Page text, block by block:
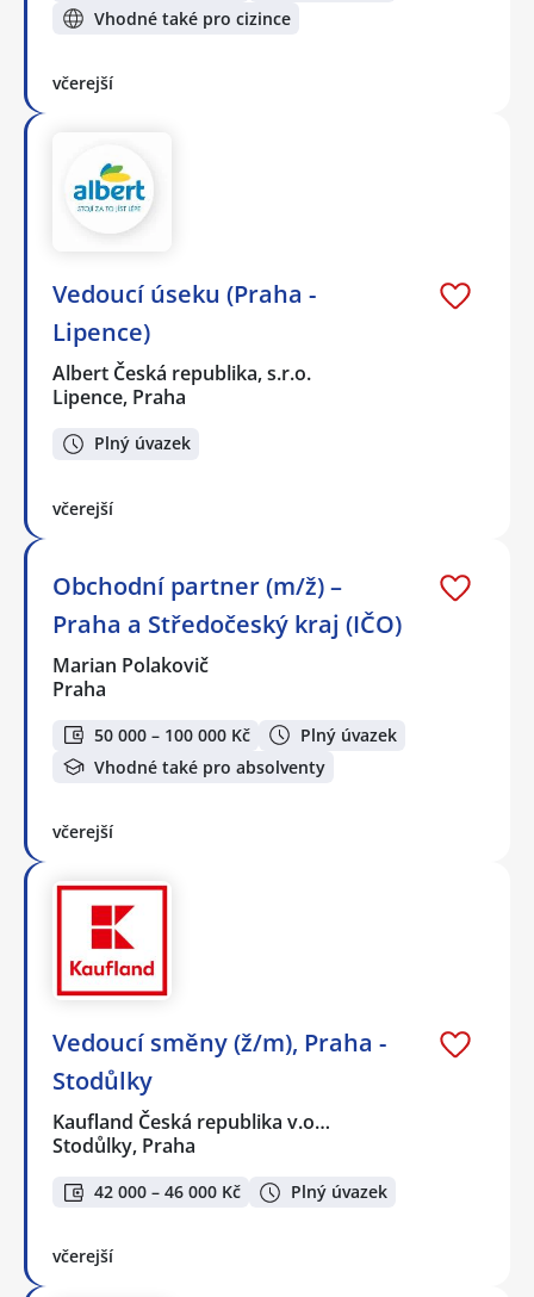
Vhodné také pro cizince
včerejší
Vedoucí úseku (Praha -
Lipence)
Albert Česká republika, s.r.o.
Lipence, Praha
Plný úvazek
včerejší
Obchodní partner (m/ž) –
Praha a Středočeský kraj (IČO)
Marian Polakovič
Praha
50 000 – 100 000 Kč
Plný úvazek
Vhodné také pro absolventy
včerejší
Vedoucí směny (ž/m), Praha -
Stodůlky
Kaufland Česká republika v.o…
Stodůlky, Praha
42 000 – 46 000 Kč Plný úvazek
včerejší